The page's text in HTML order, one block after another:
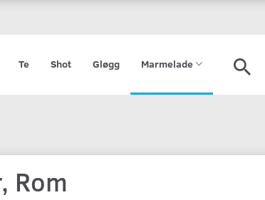
Te Shot Gløgg Marmelade Gaveæske
Sirup
Limonade
Mjød
Port
Tilbehør
Rom